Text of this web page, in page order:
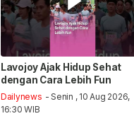
Lavojoy Ajak Hidup Sehat
dengan Cara Lebih Fun
Dailynews - Senin , 10 Aug 2026,
16:30 WIB